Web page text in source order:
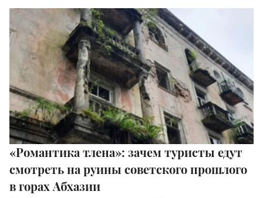
«Романтика тлена»: зачем туристы едут
смотреть на руины советского прошлого
в горах Абхазии